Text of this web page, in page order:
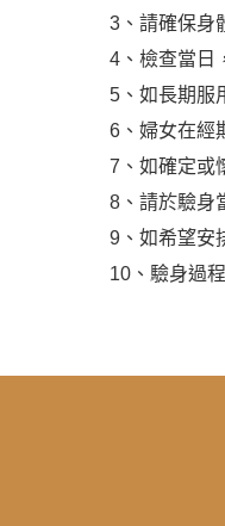
3、請確保身
4、檢查當日
5、如長期服
6、婦女在經
7、如確定或
8、請於驗身
9、如希望安
10、驗身過